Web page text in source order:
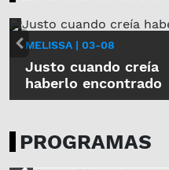
MELISSA | 03-08
Justo cuando creía
haberlo encontrado
PROGRAMAS
LUNES, 22:15 H